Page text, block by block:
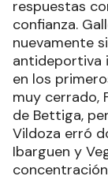
respuestas
confianza.
nuevamente
antideportiva
en los
muy cerrado,
de Bettiga,
Vildoza erró
Ibarguen y